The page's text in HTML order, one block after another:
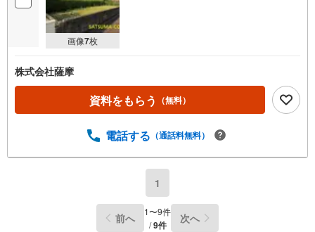
画像7枚
株式会社薩摩
資料をもらう （無料）
電話する （通話料無料）
1
前へ 1〜9件
/9件 次へ